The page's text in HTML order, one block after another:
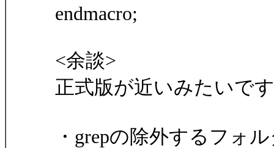
endmacro;
<余談>
正式版が近いみたいで
・grepの除外するフォ